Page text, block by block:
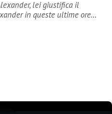
lei giustifica il
in queste ultime ore…